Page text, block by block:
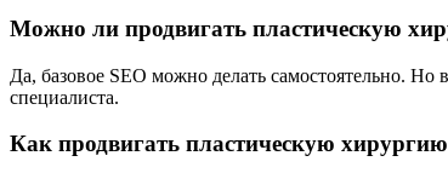
Можно ли продвигать пластическую
Да, базовое SEO можно делать самостоятельно.
специалиста.
Как продвигать пластическую